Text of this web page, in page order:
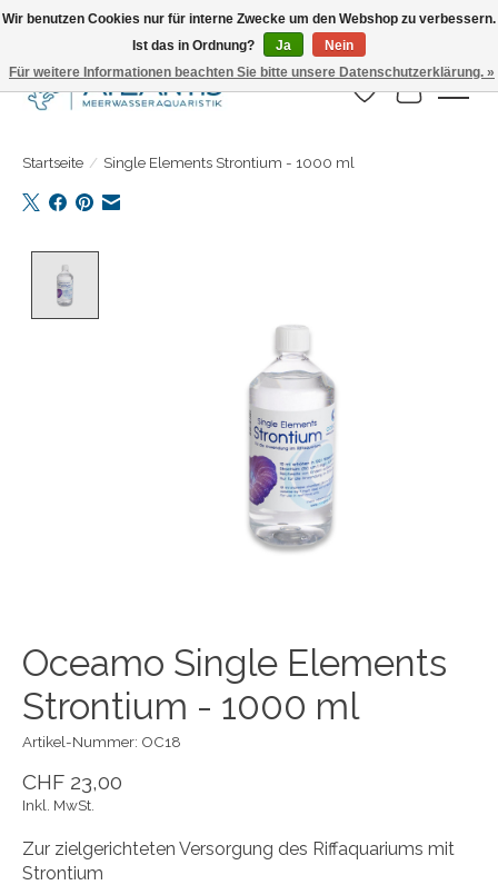
Täglicher Versand. Bestelle bis 15.00 Uhr
Wunschzettel
Ihr
Startseite / Single Elements Strontium - 1000 ml
Oceamo Single Elements
Strontium - 1000 ml
Artikel-Nummer: OC18
CHF 23,00
Inkl. MwSt.
Zur zielgerichteten Versorgung des Riffaquariums mit
Strontium
Wir benutzen Cookies nur für interne Zwecke um den Webshop zu verbessern.
Ist das in Ordnung?
Ja
Nein
Für weitere Informationen beachten Sie bitte unsere Datenschutzerklärung. »